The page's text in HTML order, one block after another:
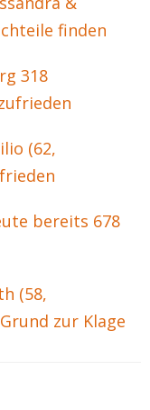
finden
318
(62,
bereits 678
(58,
zur Klage